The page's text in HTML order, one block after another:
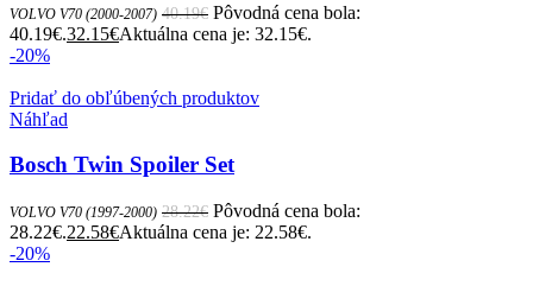
VOLVO V70 (2000-2007) 40.19€ Pôvodná cena bola:
40.19€.32.15€Aktuálna cena je: 32.15€.
-20%
Pridať do obľúbených produktov
Náhľad
Bosch Twin Spoiler Set
VOLVO V70 (1997-2000) 28.22€ Pôvodná cena bola:
28.22€.22.58€Aktuálna cena je: 22.58€.
-20%